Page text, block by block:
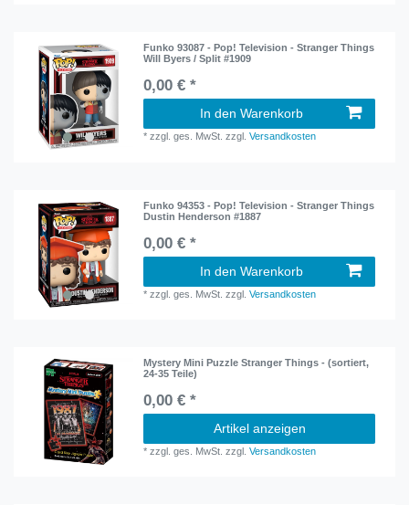
Funko 93087 - Pop! Television - Stranger Things
Will Byers / Split #1909
0,00 € *
In den Warenkorb
*zzgl. ges. MwSt. zzgl.Versandkosten
Funko 94353 - Pop! Television - Stranger Things
Dustin Henderson #1887
0,00 € *
In den Warenkorb
*zzgl. ges. MwSt. zzgl.Versandkosten
Mystery Mini Puzzle Stranger Things - (sortiert,
24-35 Teile)
0,00 € *
Artikel anzeigen
*zzgl. ges. MwSt. zzgl.Versandkosten